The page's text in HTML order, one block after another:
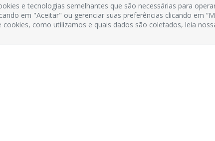
e tecnologias semelhantes que são necessárias para
em "Aceitar" ou gerenciar suas preferências clicando em
cookies, como utilizamos e quais dados são coletados, leia